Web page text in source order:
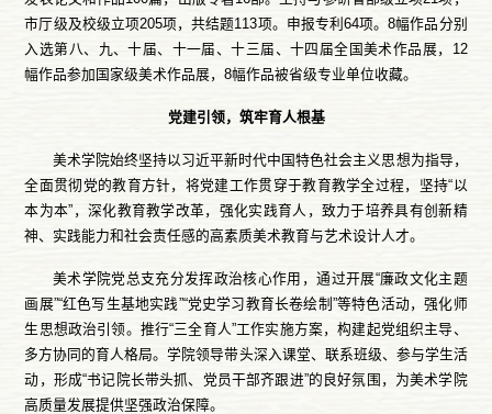
市厅级及校级立项205项，共结题113项。申报专利64项。8幅作品分别
入选第八、九、十届、十一届、十三届、十四届全国美术作品展，12
幅作品参加国家级美术作品展，8幅作品被省级专业单位收藏。
党建引领，筑牢育人根基
美术学院始终坚持以习近平新时代中国特色社会主义思想为指导，
全面贯彻党的教育方针，将党建工作贯穿于教育教学全过程，坚持“以
本为本”，深化教育教学改革，强化实践育人，致力于培养具有创新精
神、实践能力和社会责任感的高素质美术教育与艺术设计人才。
美术学院党总支充分发挥政治核心作用，通过开展“廉政文化主题
画展”“红色写生基地实践”“党史学习教育长卷绘制”等特色活动，强化师
生思想政治引领。推行“三全育人”工作实施方案，构建起党组织主导、
多方协同的育人格局。学院领导带头深入课堂、联系班级、参与学生活
动，形成“书记院长带头抓、党员干部齐跟进”的良好氛围，为美术学院
高质量发展提供坚强政治保障。